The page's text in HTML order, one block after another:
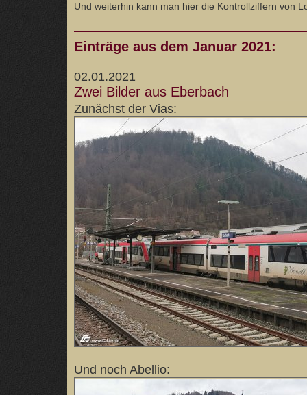
Und weiterhin kann man hier die Kontrollziffern von
Einträge aus dem Januar 2021:
02.01.2021
Zwei Bilder aus Eberbach
Zunächst der Vias:
Und noch Abellio: